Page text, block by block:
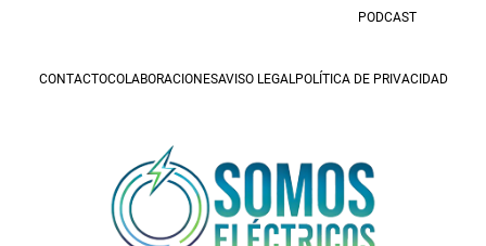
PODCAST
CONTACTOCOLABORACIONESAVISO LEGAL POLÍTICA DE PRIVACIDAD